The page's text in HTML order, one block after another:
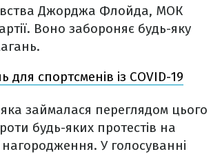
Джорджа Флойда, МОК
Воно забороняє будь-яку
для спортсменів із COVID-19
яка займалася переглядом цього
будь-яких протестів на
нагородження. У голосуванні